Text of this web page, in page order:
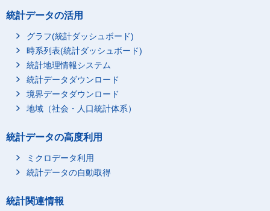
統計データの活用
グラフ(統計ダッシュボード)
時系列表(統計ダッシュボード)
統計地理情報システム
統計データダウンロード
境界データダウンロード
地域（社会・人口統計体系）
統計データの高度利用
ミクロデータ利用
統計データの自動取得
統計関連情報